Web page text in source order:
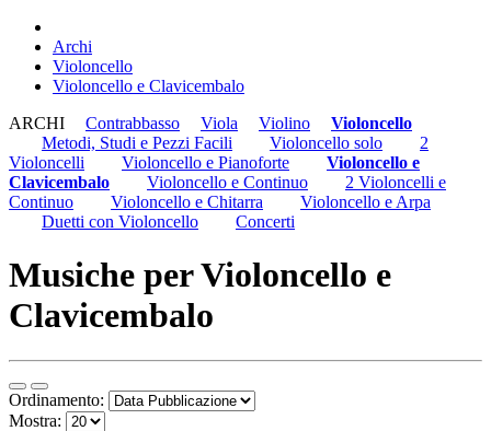
Archi
Violoncello
Violoncello e Clavicembalo
ARCHI
Contrabbasso Viola Violino
Violoncello
Metodi, Studi e Pezzi Facili
Violoncello solo
2
Violoncelli
Violoncello e Pianoforte
Violoncello e
Clavicembalo
Violoncello e Continuo
2 Violoncelli e
Continuo
Violoncello e Chitarra
Violoncello e Arpa
Duetti con Violoncello
Concerti
Musiche per Violoncello e
Clavicembalo
Ordinamento:
Mostra: